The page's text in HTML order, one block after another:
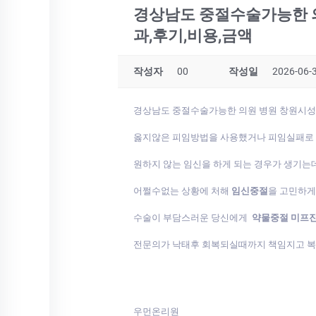
경상남도 중절수술가능한
과,후기,비용,금액
작성자 00 작성일 2026-06-
경상남도 중절수술가능한 의원 병원 창원시
옳지않은 피임방법을 사용했거나 피임실패로
원하지 않는 임신을 하게 되는 경우가 생기는
어쩔수없는 상황에 처해 임신중절 을 고민하
수술이 부담스러운 당신에게 약물중절 미프진
전문의가 낙태후 회복되실때까지 책임지고
우먼온리원